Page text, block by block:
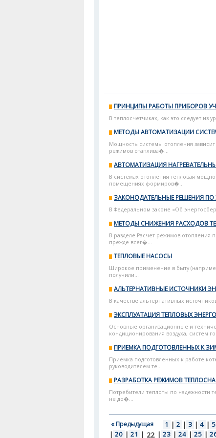
ПРИНЦИПЫ РАБОТЫ ПРИБОРОВ
В теплосчетчиках, как это следует из
МЕТОДЫ АВТОМАТИЗАЦИИ
Мощность системы отопления
режимов отаплива�...
АВТОМАТИЗАЦИЯ
В системах отопления тепловая
помещениях формиров�...
ЗАКОНОДАТЕЛЬНЫЕ РЕШЕНИЯ ПО
В Федеральном законе «Об
МЕТОДЫ СНИЖЕНИЯ РАСХОДОВ
В разделе Расчет режимов отопления
прежде всег�...
ТЕПЛОВЫЕ НАСОСЫ
Широкое применение в быту
получили...
АЛЬТЕРНАТИВНЫЕ ИСТОЧНИКИ
В качестве альтернативных
ЭКСПЛУАТАЦИЯ ТЕПЛОВЫХ
Основные организационные и
кондиционирования воздуха, систем
ПРИЕМКА ПОДГОТОВЛЕННЫХ К
Приемка подготовленных к работе
руководителем те...
РАЗРАБОТКА РЕЖИМОВ
Потребители теплоты по надежности
не до�...
« Предыдущая 1 | 2 | 3 | 4 | 5
| 20 | 21 | 22 | 23 | 24 | 25 |